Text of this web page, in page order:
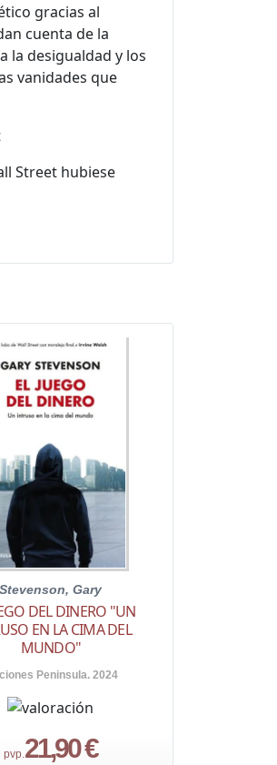
gracias al
cuenta de la
la desigualdad y los
vanidades que
Street hubiese
Stevenson, Gary
DEL DINERO "UN
EN LA CIMA DEL
MUNDO"
Peninsula. 2024
pvp.21,90 €